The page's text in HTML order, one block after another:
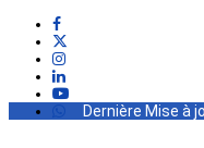
Dernière Mise à